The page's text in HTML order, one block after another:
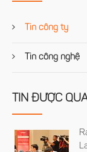
Tin công ty
Tin công nghệ
TIN ĐƯỢC